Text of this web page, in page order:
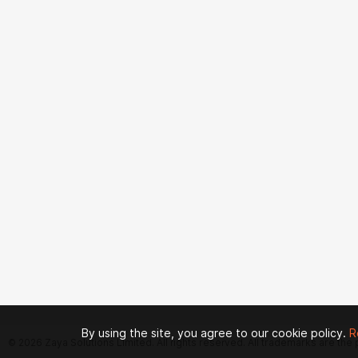
© 2026 Zaya Solutions Limited. All rights reserved. All trademarks are
By using the site, you agree to our cookie policy.